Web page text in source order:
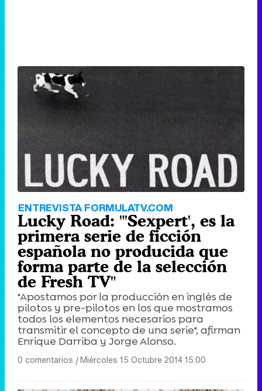
ENTREVISTA FORMULATV.COM
Lucky Road: "'Sexpert', es la
primera serie de ficción
española no producida que
forma parte de la selección
de Fresh TV"
"Apostamos por la producción en inglés de
pilotos y pre-pilotos en los que mostramos
todos los elementos necesarios para
transmitir el concepto de una serie", afirman
Enrique Darriba y Jorge Alonso.
0 comentarios |Miércoles 15 Octubre 2014 15:00